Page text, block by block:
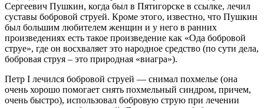
Сергеевич Пушкин, когда был в Пятигорске в ссылке, лечил
суставы бобровой струей. Кроме этого, известно, что Пушкин
был большим любителем женщин и у него в ранних
произведениях есть такое произведение как «Ода бобровой
струе», где он восхваляет это народное средство (по сути дела,
бобровая струя – это природная «виагра»).
Петр I лечился бобровой струей — снимал похмелье (она
очень хорошо помогает снять похмельный синдром, причем,
очень быстро), использовал бобровую струю при лечении